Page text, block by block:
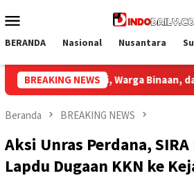
ke
Mobile
BERANDA Nasional Nusantara
BREAKING NEWS
Bupati Muba Sambut
Beranda BREAKING NEWS
Aksi Unras Perdana,
Lapdu Dugaan KKN ke